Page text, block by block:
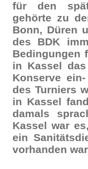
für den
gehörte zu
Bonn, Düren
des BDK
Bedingungen
in Kassel
Konserve
des Turniers
in Kassel
damals
Kassel war
ein
vorhanden